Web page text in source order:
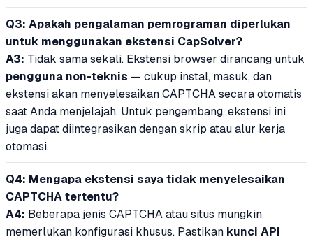
Q3: Apakah pengalaman pemrograman diperlukan
untuk menggunakan ekstensi CapSolver?
A3: Tidak sama sekali. Ekstensi browser dirancang untuk
pengguna non-teknis — cukup instal, masuk, dan
ekstensi akan menyelesaikan CAPTCHA secara otomatis
saat Anda menjelajah. Untuk pengembang, ekstensi ini
juga dapat diintegrasikan dengan skrip atau alur kerja
otomasi.
Q4: Mengapa ekstensi saya tidak menyelesaikan
CAPTCHA tertentu?
A4: Beberapa jenis CAPTCHA atau situs mungkin
memerlukan konfigurasi khusus. Pastikan kunci API